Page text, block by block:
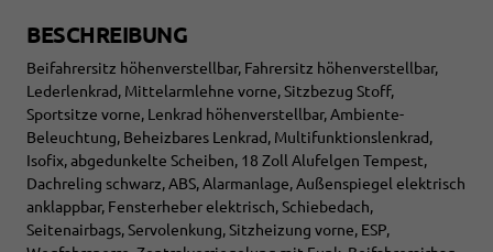
BESCHREIBUNG
Beifahrersitz höhenverstellbar, Fahrersitz höhenverstellbar,
Lederlenkrad, Mittelarmlehne vorne, Sitzbezug Stoff,
Sportsitze vorne, Lenkrad höhenverstellbar, Ambiente-
Beleuchtung, Beheizbares Lenkrad, Multifunktionslenkrad,
Isofix, abgedunkelte Scheiben, 18 Zoll Alufelgen Tempest,
Dachreling schwarz, ABS, Alarmanlage, Außenspiegel elektrisch
anklappbar, Fensterheber elektrisch, Schiebedach,
Seitenairbags, Servolenkung, Sitzheizung vorne, ESP,